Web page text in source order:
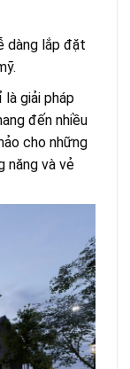
dàng lắp đặt
là giải pháp
đến nhiều
cho những
năng và vẻ